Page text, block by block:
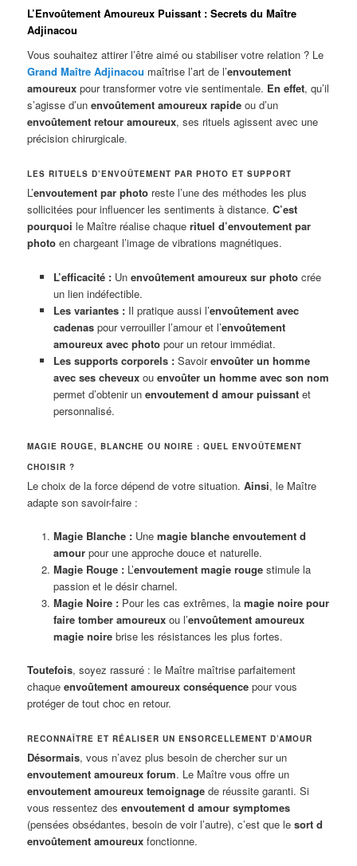
L’Envoûtement Amoureux Puissant : Secrets du Maître
Adjinacou
Vous souhaitez attirer l’être aimé ou stabiliser votre relation ? Le
Grand Maître Adjinacou maîtrise l’art de l’envoutement
amoureux pour transformer votre vie sentimentale. En effet, qu’il
s’agisse d’unenvoûtement amoureux rapide ou d’un
envoûtement retour amoureux, ses rituels agissent avec une
précision chirurgicale.
LES RITUELS D’ENVOÛTEMENT PAR PHOTO ET SUPPORT
L’envoutement par photo reste l’une des méthodes les plus
sollicitées pour influencer les sentiments à distance.C’est
pourquoi le Maître réalise chaquerituel d’envoutement par
photo en chargeant l’image de vibrations magnétiques.
L’efficacité :Un envoûtement amoureux sur photocrée
un lien indéfectible.
Les variantes :Il pratique aussi l’envoûtement avec
cadenaspour verrouiller l’amour et l’envoûtement
amoureux avec photopour un retour immédiat.
Les supports corporels :Savoirenvoûter un homme
avec ses cheveuxou envoûter un homme avec son nom
permet d’obtenir un envoutement d amour puissantet
personnalisé.
MAGIE ROUGE, BLANCHE OU NOIRE : QUEL ENVOÛTEMENT
CHOISIR ?
Le choix de la force dépend de votre situation.Ainsi, le Maître
adapte son savoir-faire :
Magie Blanche :Une magie blanche envoutement d
amourpour une approche douce et naturelle.
Magie Rouge :L’envoutement magie rougestimule la
passion et le désir charnel.
Magie Noire :Pour les cas extrêmes, la magie noire pour
faire tomber amoureuxou l’envoûtement amoureux
magie noirebrise les résistances les plus fortes.
Toutefois, soyez rassuré : le Maître maîtrise parfaitement
chaqueenvoûtement amoureux conséquence pour vous
protéger de tout choc en retour.
RECONNAÎTRE ET RÉALISER UN ENSORCELLEMENT D’AMOUR
Désormais, vous n’avez plus besoin de chercher sur un
envoutement amoureux forum. Le Maître vous offre un
envoutement amoureux temoignage de réussite garanti. Si
vous ressentez desenvoutement d amour symptomes
(pensées obsédantes, besoin de voir l’autre), c’est que lesort d
envoûtement amoureux fonctionne.